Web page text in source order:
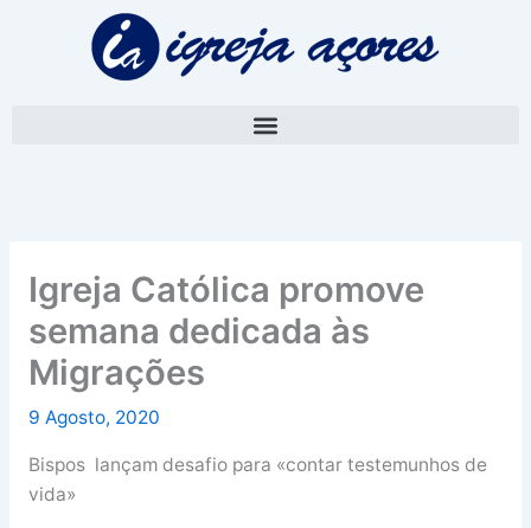
Igreja Católica promove
semana dedicada às
Migrações
9 Agosto, 2020
Bispos lançam desafio para «contar testemunhos de
vida»